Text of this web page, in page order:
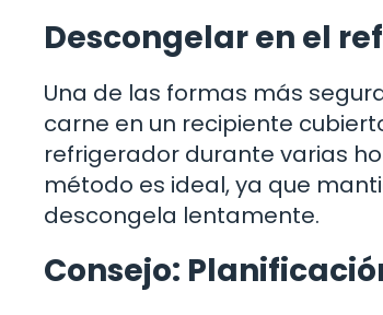
Descongelar en el
Una de las formas más
carne en un recipiente
refrigerador durante varias
método es ideal, ya que
descongela lentamente.
Consejo: